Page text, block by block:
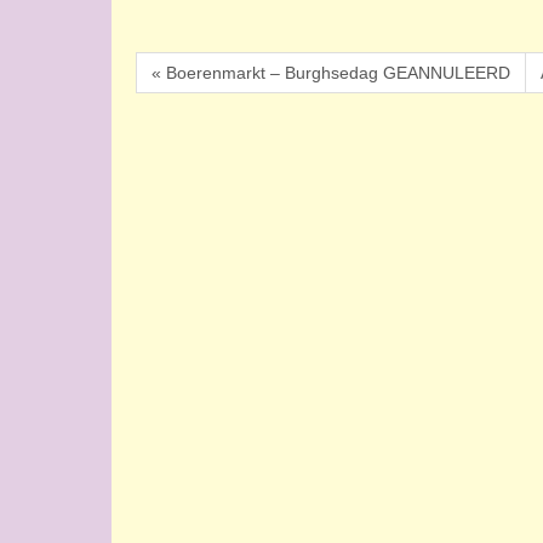
« Boerenmarkt – Burghsedag GEANNULEERD